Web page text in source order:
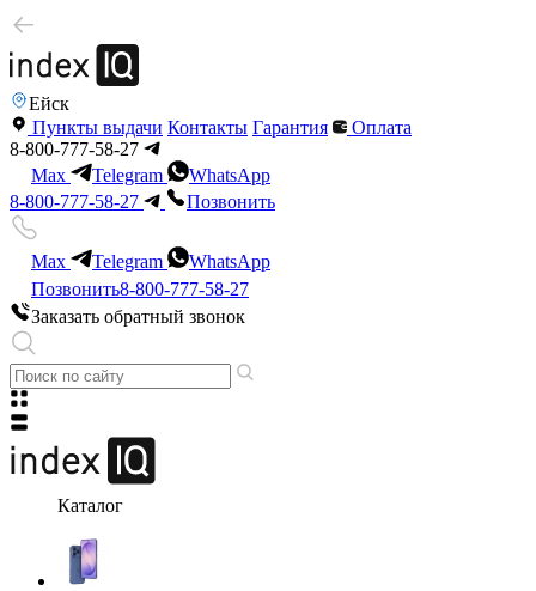
Ейск
Пункты выдачи Контакты Гарантия
Оплата
8-800-777-58-27
Max
Telegram
WhatsApp
8-800-777-58-27
Позвонить
Max Telegram
WhatsApp
Позвонить8-800-777-58-27
Заказать обратный звонок
Каталог